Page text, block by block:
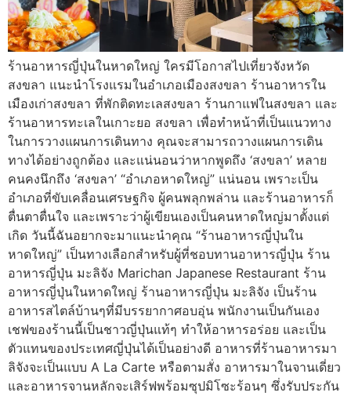
ร้านอาหารญี่ปุ่นในหาดใหญ่ ใครมีโอกาสไปเที่ยวจังหวัด
สงขลา แนะนำโรงแรมในอำเภอเมืองสงขลา ร้านอาหารใน
เมืองเก่าสงขลา ที่พักติดทะเลสงขลา ร้านกาแฟในสงขลา และ
ร้านอาหารทะเลในเกาะยอ สงขลา เพื่อทำหน้าที่เป็นแนวทาง
ในการวางแผนการเดินทาง คุณจะสามารถวางแผนการเดิน
ทางได้อย่างถูกต้อง และแน่นอนว่าหากพูดถึง ‘สงขลา’ หลาย
คนคงนึกถึง ‘สงขลา’ “อำเภอหาดใหญ่” แน่นอน เพราะเป็น
อำเภอที่ขับเคลื่อนเศรษฐกิจ ผู้คนพลุกพล่าน และร้านอาหารก็
ตื่นตาตื่นใจ และเพราะว่าผู้เขียนเองเป็นคนหาดใหญ่มาตั้งแต่
เกิด วันนี้ฉันอยากจะมาแนะนำคุณ “ร้านอาหารญี่ปุ่นใน
หาดใหญ่” เป็นทางเลือกสำหรับผู้ที่ชอบทานอาหารญี่ปุ่น ร้าน
อาหารญี่ปุ่น มะลิจัง Marichan Japanese Restaurant ร้าน
อาหารญี่ปุ่นในหาดใหญ่ ร้านอาหารญี่ปุ่น มะลิจัง เป็นร้าน
อาหารสไตล์บ้านๆที่มีบรรยากาศอบอุ่น พนักงานเป็นกันเอง
เชฟของร้านนี้เป็นชาวญี่ปุ่นแท้ๆ ทำให้อาหารอร่อย และเป็น
ตัวแทนของประเทศญี่ปุ่นได้เป็นอย่างดี อาหารที่ร้านอาหารมา
ลิจังจะเป็นแบบ A La Carte หรือตามสั่ง อาหารมาในจานเดี่ยว
และอาหารจานหลักจะเสิร์ฟพร้อมซุปมิโซะร้อนๆ ซึ่งรับประกัน